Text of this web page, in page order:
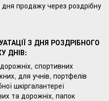
дня продажу через роздрібну
З ДНЯ РОЗДРІБНОГО
ДНІВ:
спортивних
для учнів, портфелів
шкіргалантереї
та дорожніх, папок